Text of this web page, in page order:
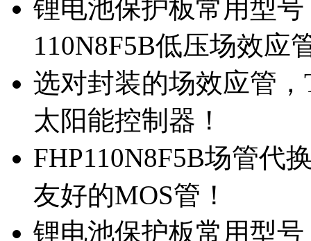
锂电池保护板常用型
110N8F5B低压场效应
选对封装的场效应管
太阳能控制器！
FHP110N8F5B场管代
友好的MOS管！
锂电池保护板常用型